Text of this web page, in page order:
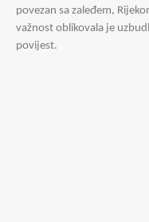
povezan sa zaleđem,
važnost oblikovala je
povijest.